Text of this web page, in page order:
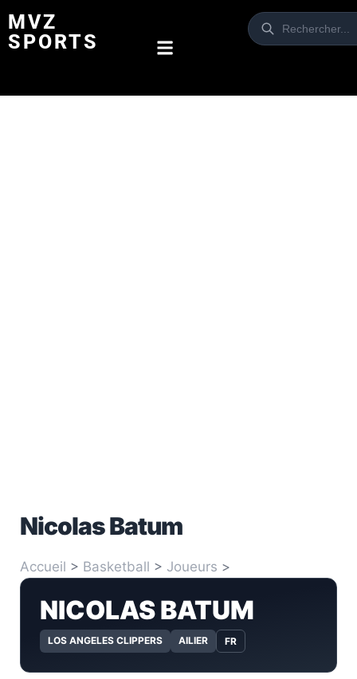
MVZ
SPORTS
Nicolas Batum
Accueil > Basketball > Joueurs >
NICOLAS BATUM
LOS ANGELES CLIPPERS AILIER FR